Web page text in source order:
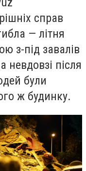
справ
— літня
з-під завалів
невдовзі після
були
ж будинку.